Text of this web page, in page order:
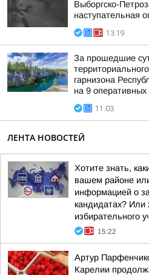
Выборгско-
наступательная
13:19
За прошедшие
гарнизона
на 9 оперативных
11:03
ЛЕНТА НОВОСТЕЙ
Хотите знать,
вашем районе
информацией о
кандидатах? Или
избирательного
15:22
Артур
Карелии